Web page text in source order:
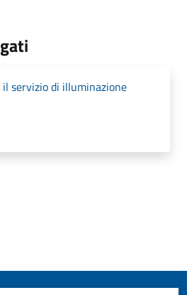
il servizio di illuminazione